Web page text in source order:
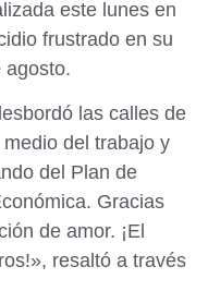
este lunes en
frustrado en su
agosto.
las calles de
del trabajo y
del Plan de
Gracias
de amor. ¡El
resaltó a través